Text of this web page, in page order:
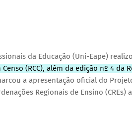
da Educação (Uni-Eape)
(RCC), além da edição nº 4 da
a apresentação oficial do
Regionais de Ensino (CREs)